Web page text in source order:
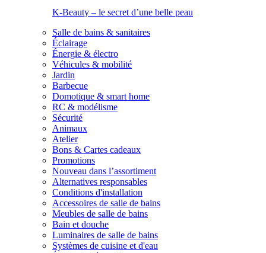
K-Beauty – le secret d’une belle peau
Salle de bains & sanitaires
Éclairage
Énergie & électro
Véhicules & mobilité
Jardin
Barbecue
Domotique & smart home
RC & modélisme
Sécurité
Animaux
Atelier
Bons & Cartes cadeaux
Promotions
Nouveau dans l’assortiment
Alternatives responsables
Conditions d'installation
Accessoires de salle de bains
Meubles de salle de bains
Bain et douche
Luminaires de salle de bains
Systèmes de cuisine et d'eau